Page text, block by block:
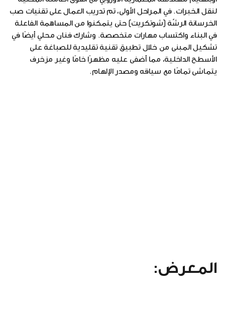
لنقل الخبرات. في المراحل الأولى، تم تدريب العمال على تقنيات صب
الخرسانة الرشّة (شوتكريت) حتى يتمكنوا من المساهمة الفاعلة
في البناء واكتساب مهارات متخصصة. وشارك فنان محلي أيضًا في
تشكيل المبنى من خلال تطبيق تقنية تقليدية للصباغة على
الأسطح الداخلية، مما أضفى عليه مظهرًا خامًا وغير مزخرف
يتماشى تمامًا مع سياقه ومصدر الإلهام.
المعرض: